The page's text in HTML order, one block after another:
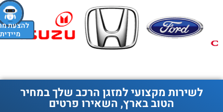
לשירות מקצועי למזגן הרכב שלך במחיר
הטוב בארץ, השאירו פרטים
להצעת מחיר
מיידית